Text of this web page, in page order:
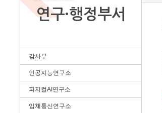
연구·행정부서
감사부
인공지능연구소
피지컬AI연구소
입체통신연구소